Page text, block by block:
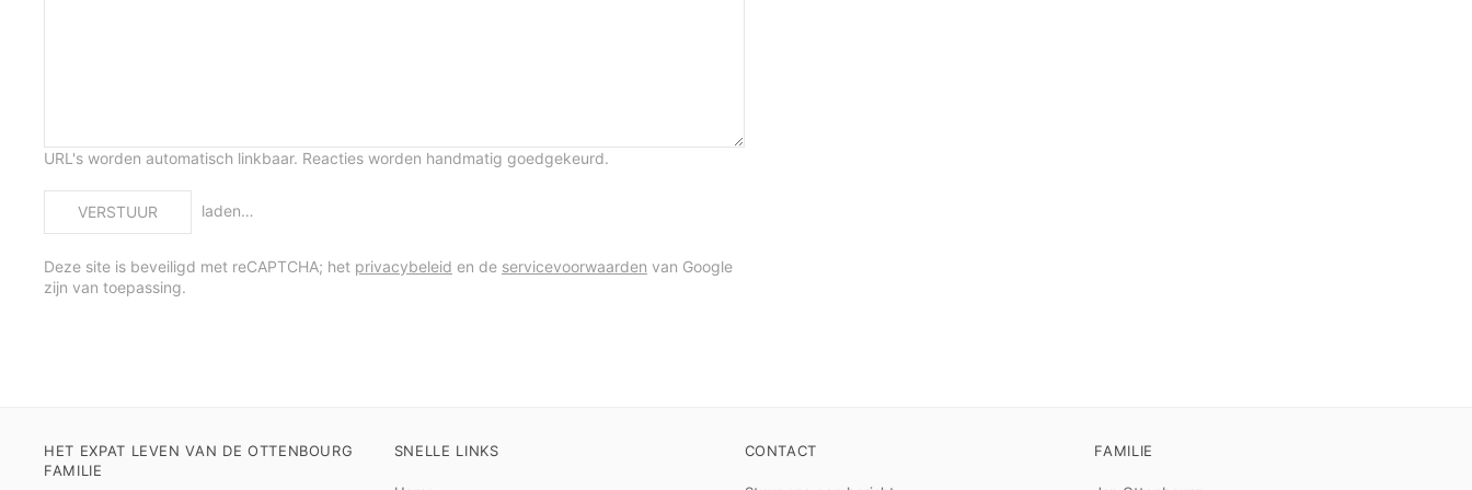
URL's worden automatisch linkbaar. Reacties worden handmatig goedgekeurd.
VERSTUUR laden…
Deze site is beveiligd met reCAPTCHA; het privacybeleid en de servicevoorwaarden van Google
zijn van toepassing.
HET EXPAT LEVEN VAN DE OTTENBOURG
FAMILIE
SNELLE LINKS CONTACT FAMILIE